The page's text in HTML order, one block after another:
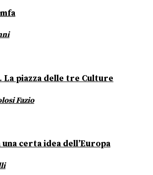
piazza delle tre Culture
Fazio
certa idea dell’Europa